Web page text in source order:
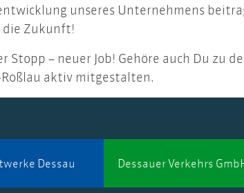
unseres Unternehmens
die Zukunft!
Stopp – neuer Job! Gehöre auch Du
Roßlau aktiv mitgestalten.
Dessau Dessauer Verkehrs